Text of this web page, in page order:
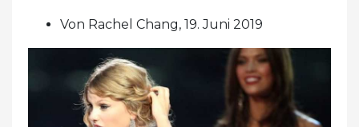
Von Rachel Chang, 19. Juni 2019